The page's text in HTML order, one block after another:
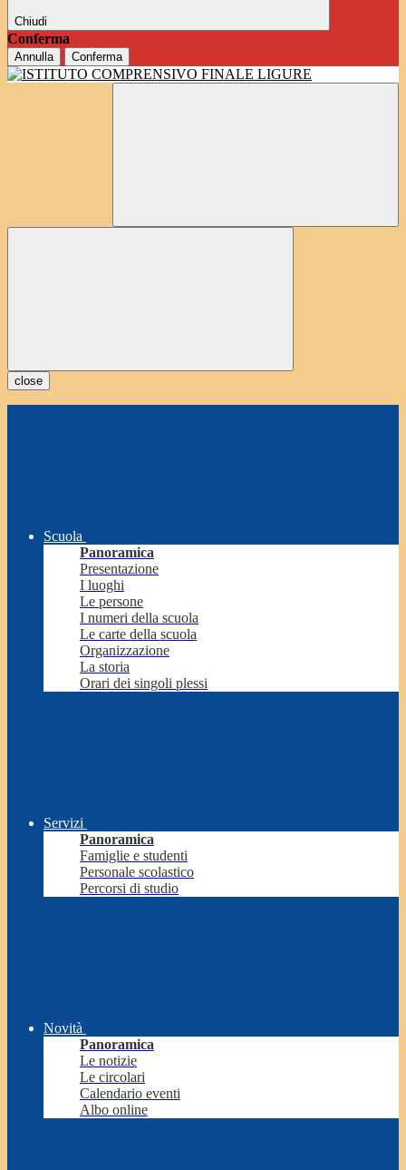
Chiudi
Conferma
Annulla Conferma
close
Scuola
Panoramica
Presentazione
I luoghi
Le persone
I numeri della scuola
Le carte della scuola
Organizzazione
La storia
Orari dei singoli plessi
Servizi
Panoramica
Famiglie e studenti
Personale scolastico
Percorsi di studio
Novità
Panoramica
Le notizie
Le circolari
Calendario eventi
Albo online